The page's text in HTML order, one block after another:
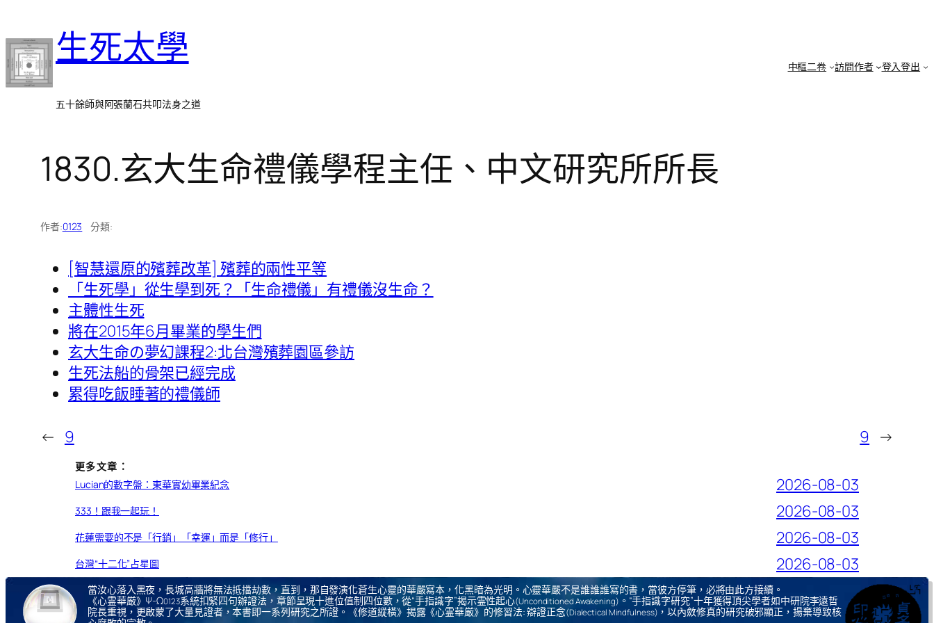
至
主
要
生死太學
五十餘師與阿張蘭石共叩法身之道
中樞二卷 訪問作者 登入登出
1830.玄大生命禮儀學程主任、中文研究所所長
作者:0123 分類:
[智慧還原的殯葬改革] 殯葬的兩性平等
「生死學」從生學到死？「生命禮儀」有禮儀沒生命？
主體性生死
將在2015年6月畢業的學生們
玄大生命の夢幻課程2:北台灣殯葬園區參訪
生死法船的骨架已經完成
累得吃飯睡著的禮儀師
← 9 9 →
更多文章：
Lucian的數字盤：東華實幼畢業紀念
2026-08-03
333！跟我一起玩！ 2026-08-03
花蓮需要的不是「行銷」「幸運」而是「修行」 2026-08-03
台灣“十二化”占星圖 2026-08-03
當汝心落入黑夜，長城高牆將無法抵擋劫數，直到，那自發演化蒼生心靈的華嚴寫本，化黑暗為光明。心靈華嚴不是誰誰誰寫的書，當彼方停筆，必將由此方接續。
《心霊華厳》Ψ-Ω0123系統扣緊四句辦證法，章節呈現十進位值制四位數，從“手指識字”揭示霊性起心(Unconditioned Awakening) 。“手指識字研究”十年獲得頂尖學者如中研院李遠哲
院長重視，更啟蒙了大量見證者，本書即一系列研究之所證。《修道縱橫》揭露《心霊華厳》的修習法: 辯證正念(Dialectical Mindfulness) ，以內斂修真的研究破邪顯正，揚棄導致核